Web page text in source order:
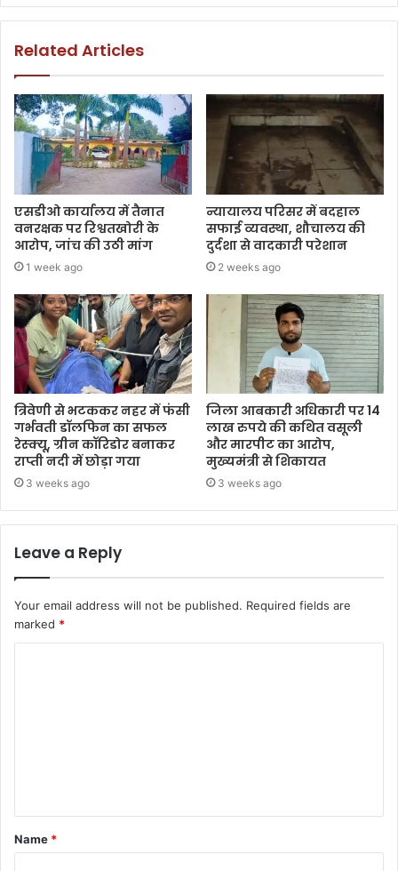
Related Articles
एसडीओ कार्यालय में तैनात
वनरक्षक पर रिश्वतखोरी के
आरोप, जांच की उठी मांग
1 week ago
न्यायालय परिसर में बदहाल
सफाई व्यवस्था, शौचालय की
दुर्दशा से वादकारी परेशान
2 weeks ago
त्रिवेणी से भटककर नहर में फंसी
गर्भवती डॉलफिन का सफल
रेस्क्यू, ग्रीन कॉरिडोर बनाकर
राप्ती नदी में छोड़ा गया
3 weeks ago
जिला आबकारी अधिकारी पर 14
लाख रुपये की कथित वसूली
और मारपीट का आरोप,
मुख्यमंत्री से शिकायत
3 weeks ago
Leave a Reply
Your email address will not be published. Required fields are
marked *
Name *